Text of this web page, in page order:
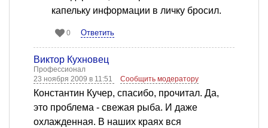
капельку информации в личку бросил.
0 Ответить
Виктор Кухновец
Профессионал
23 ноября 2009 в 11:51
Сообщить модератору
Константин Кучер, спасибо, прочитал. Да,
это проблема - свежая рыба. И даже
охлажденная. В наших краях вся